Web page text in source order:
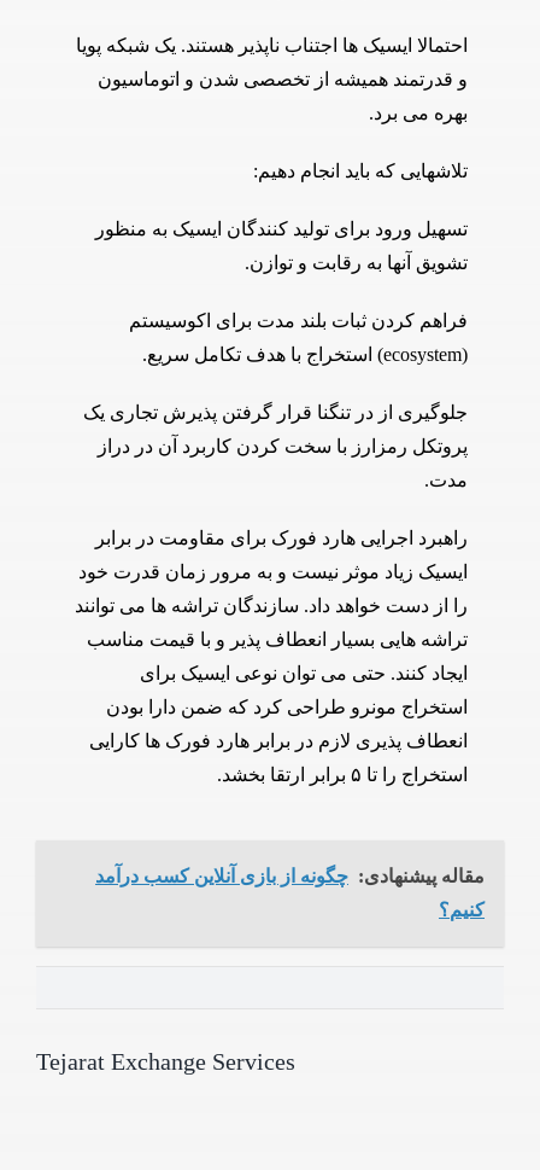
احتمالا ایسیک ها اجتناب ناپذیر هستند. یک شبکه پویا
و قدرتمند همیشه از تخصصی شدن و اتوماسیون
بهره می برد.
تلاشهایی که باید انجام دهیم:
تسهیل ورود برای تولید کنندگان ایسیک به منظور
تشویق آنها به رقابت و توازن.
فراهم کردن ثبات بلند مدت برای اکوسیستم
(ecosystem) استخراج با هدف تکامل سریع.
جلوگیری از در تنگنا قرار گرفتن پذیرش تجاری یک
پروتکل رمزارز با سخت کردن کاربرد آن در دراز
مدت.
راهبرد اجرایی هارد فورک برای مقاومت در برابر
ایسیک زیاد موثر نیست و به مرور زمان قدرت خود
را از دست خواهد داد. سازندگان تراشه ها می توانند
تراشه هایی بسیار انعطاف پذیر و با قیمت مناسب
ایجاد کنند. حتی می توان نوعی ایسیک برای
استخراج مونرو طراحی کرد که ضمن دارا بودن
انعطاف پذیری لازم در برابر هارد فورک ها کارایی
استخراج را تا ۵ برابر ارتقا بخشد.
مقاله پیشنهادی: چگونه از بازی آنلاین کسب درآمد
کنیم؟
Tejarat Exchange Services